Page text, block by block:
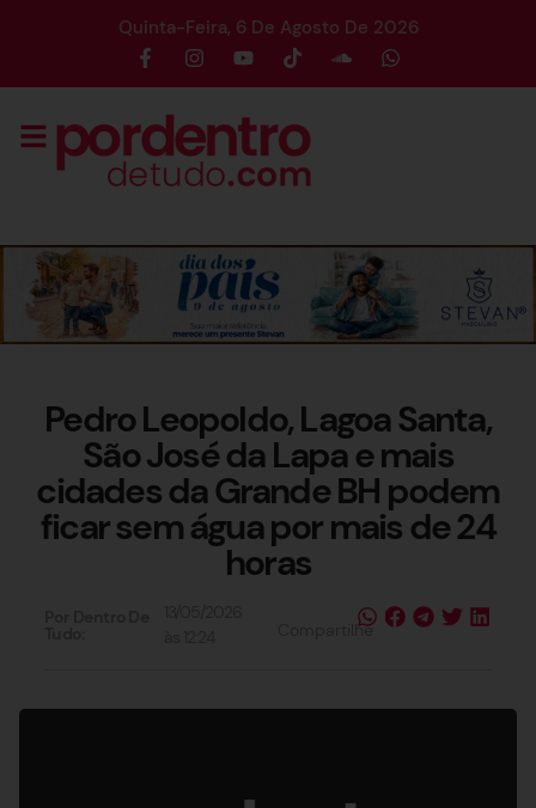
Quinta-Feira, 6 De Agosto De 2026
Pedro Leopoldo, Lagoa Santa,
São José da Lapa e mais
cidades da Grande BH podem
ficar sem água por mais de 24
horas
Compartilhe